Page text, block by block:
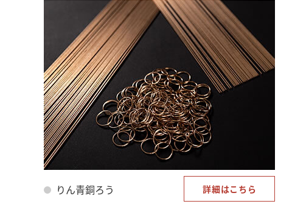
りん青銅ろう 詳細はこちら